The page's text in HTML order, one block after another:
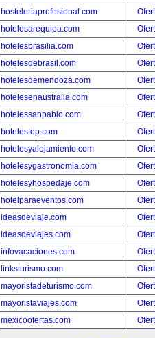
hosteleriaprofesional.com
hotelesarequipa.com
hotelesbrasilia.com
hotelesdebrasil.com
hotelesdemendoza.com
hotelesenaustralia.com
hotelessanpablo.com
hotelestop.com
hotelesyalojamiento.com
hotelesygastronomia.com
hotelesyhospedaje.com
hotelparaeventos.com
ideasdeviaje.com
ideasdeviajes.com
infovacaciones.com
linksturismo.com
mayoristadeturismo.com
mayoristaviajes.com
mexicoofertas.com